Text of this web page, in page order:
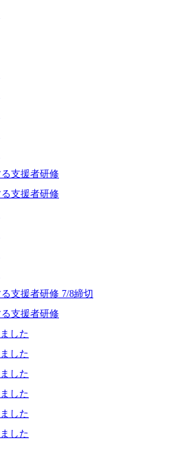
支援者研修
支援者研修
支援者研修 7/8締切
支援者研修
した
した
した
した
した
した